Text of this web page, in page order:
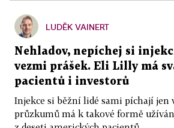
LUDĚK VAINERT
Nehladov, nepíchej si
vezmi prášek. Eli Lilly má
pacientů i investorů
Injekce si běžní lidé sami píchají jen
průzkumů má k takové formě